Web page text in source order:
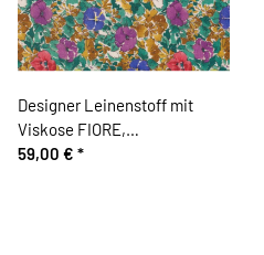
Designer Leinenstoff mit
Viskose FIORE,
Stiefmütterchen, rot-blau
59,00 € *